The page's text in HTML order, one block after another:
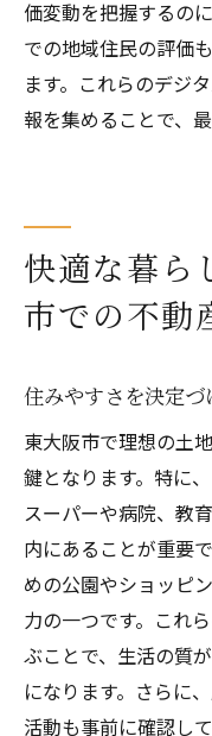
価変動を把握するの
での地域住民の評価
ます。これらのデジ
報を集めることで、
快適な暮ら
市での不動
住みやすさを決定
東大阪市で理想の土
鍵となります。特に
スーパーや病院、教
内にあることが重要
めの公園やショッピ
力の一つです。これ
ぶことで、生活の質
になります。さらに
活動も事前に確認し